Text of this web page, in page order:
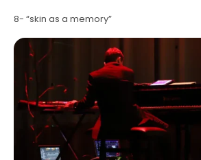
8- “skin as a memory”